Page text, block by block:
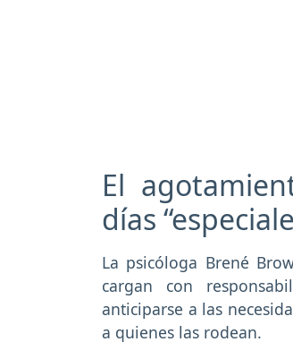
El
días
La psicóloga Brené
cargan con
anticiparse a las
a quienes las rodean.